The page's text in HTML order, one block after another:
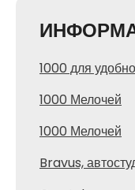
1000 для
1000 Мелочей
1000 Мелочей
Bravus,